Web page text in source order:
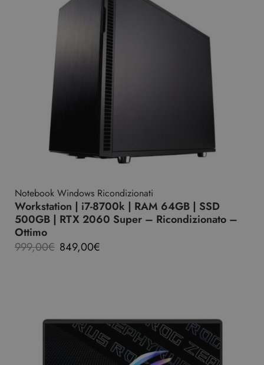
Notebook Windows Ricondizionati
Workstation | i7-8700k | RAM 64GB | SSD
500GB | RTX 2060 Super – Ricondizionato –
Ottimo
999,00€ 849,00€